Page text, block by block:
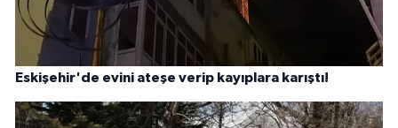
Eskişehir'de evini ateşe verip kayıplara karıştı!